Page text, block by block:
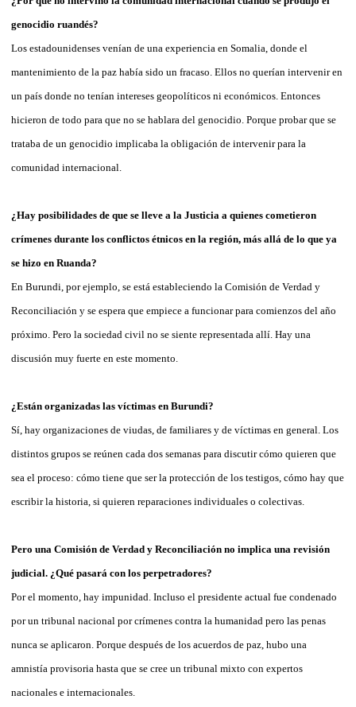
genocidio ruandés?
Los estadounidenses venían de una experiencia en Somalia, donde el
mantenimiento de la paz había sido un fracaso. Ellos no querían intervenir en
un país donde no tenían intereses geopolíticos ni económicos. Entonces
hicieron de todo para que no se hablara del genocidio. Porque probar que se
trataba de un genocidio implicaba la obligación de intervenir para la
comunidad internacional.
¿Hay posibilidades de que se lleve a la Justicia a quienes cometieron
crímenes durante los conflictos étnicos en la región, más allá de lo que ya
se hizo en Ruanda?
En Burundi, por ejemplo, se está estableciendo la Comisión de Verdad y
Reconciliación y se espera que empiece a funcionar para comienzos del año
próximo. Pero la sociedad civil no se siente representada allí. Hay una
discusión muy fuerte en este momento.
¿Están organizadas las víctimas en Burundi?
Sí, hay organizaciones de viudas, de familiares y de víctimas en general. Los
distintos grupos se reúnen cada dos semanas para discutir cómo quieren que
sea el proceso: cómo tiene que ser la protección de los testigos, cómo hay que
escribir la historia, si quieren reparaciones individuales o colectivas.
Pero una Comisión de Verdad y Reconciliación no implica una revisión
judicial. ¿Qué pasará con los perpetradores?
Por el momento, hay impunidad. Incluso el presidente actual fue condenado
por un tribunal nacional por crímenes contra la humanidad pero las penas
nunca se aplicaron. Porque después de los acuerdos de paz, hubo una
amnistía provisoria hasta que se cree un tribunal mixto con expertos
nacionales e internacionales.